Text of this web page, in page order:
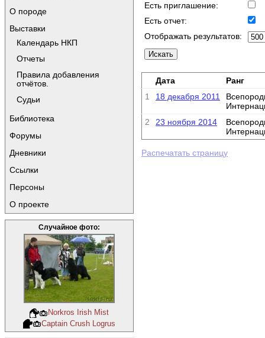
О породе
Выставки
Календарь НКП
Отчеты
Правила добавления
отчётов.
Судьи
Библиотека
Форумы
Дневники
Ссылки
Персоны
О проекте
Случайное фото:
Norkros Irish Mist
Captain Crush Logrus
Есть приглашение:
Есть отчет:
Отображать результатов:
Дата
Ранг
1
18 декабря 2011
2
23 ноября 2014
Распечатать страницу